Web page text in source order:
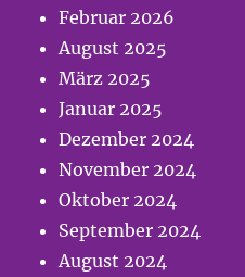
Februar 2026
August 2025
März 2025
Januar 2025
Dezember 2024
November 2024
Oktober 2024
September 2024
August 2024